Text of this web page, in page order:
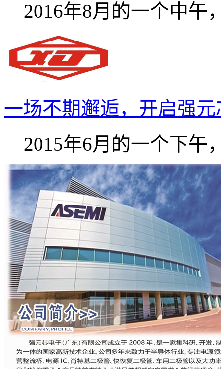
2016年8月的一个中午
一场不期邂逅，开启强
2015年6月的一个下午